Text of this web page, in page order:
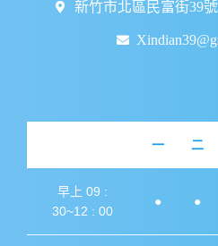
新竹市北區民富街39號
一 二
早上 09 :
30~12 : 00
● ●